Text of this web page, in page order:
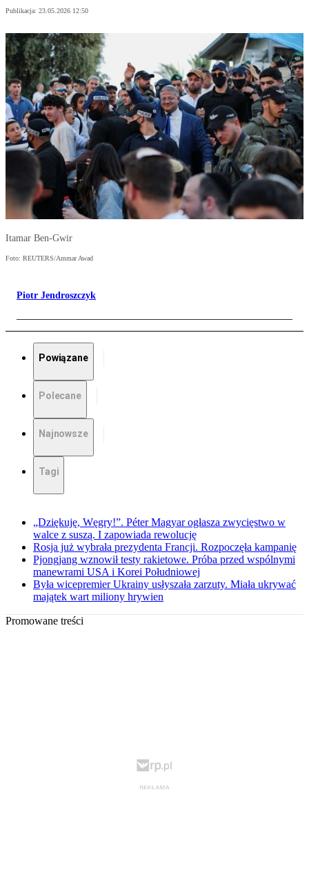
Publikacja: 23.05.2026 12:50
Itamar Ben-Gwir
Foto: REUTERS/Ammar Awad
Piotr Jendroszczyk
Powiązane
Polecane
Najnowsze
Tagi
„Dziękuję, Węgry!”. Péter Magyar ogłasza zwycięstwo w
walce z suszą. I zapowiada rewolucję
Rosja już wybrała prezydenta Francji. Rozpoczęła kampanię
Pjongjang wznowił testy rakietowe. Próba przed wspólnymi
manewrami USA i Korei Południowej
Była wicepremier Ukrainy usłyszała zarzuty. Miała ukrywać
majątek wart miliony hrywien
Promowane treści